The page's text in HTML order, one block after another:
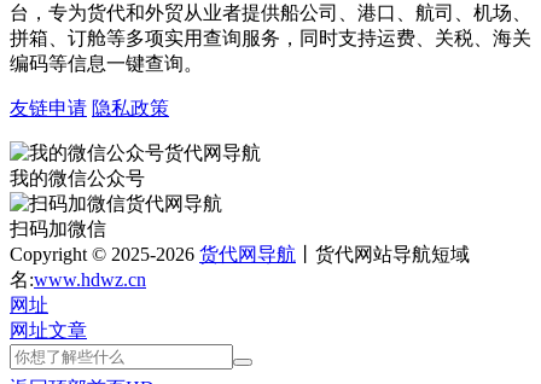
台，专为货代和外贸从业者提供船公司、港口、航司、机场、
拼箱、订舱等多项实用查询服务，同时支持运费、关税、海关
编码等信息一键查询。
友链申请 隐私政策
我的微信公众号
扫码加微信
Copyright © 2025-2026 货代网导航 丨货代网站导航短域
名:www.hdwz.cn
网址
网址文章